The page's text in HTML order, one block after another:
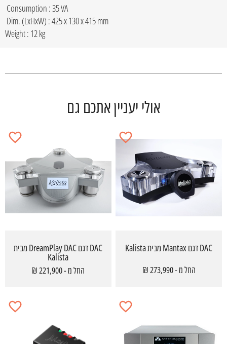
Consumption : 35 VA
Dim. (LxHxW) : 425 x 130 x 415 mm
Weight : 12 kg
אולי יעניין אתכם גם
DAC דגם Mantax מבית Kalista
החל מ - 273,990 ₪
DAC דגם DreamPlay DAC מבית
Kalista
החל מ - 221,900 ₪